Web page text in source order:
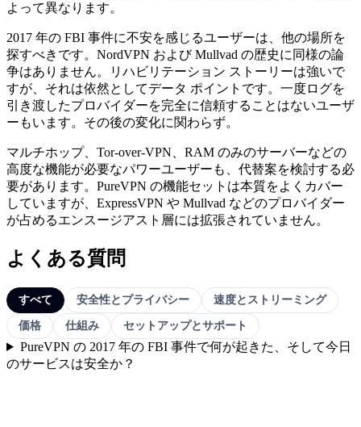
よって異なります。
2017 年の FBI 事件に不安を感じるユーザーは、他の場所を
探すべきです。NordVPN および Mullvad の歴史に同様の論
争はありません。リハビリテーション ストーリーは強いで
すが、それは依然としてデータ ポイントです。一度ログを
引き渡したプロバイダーを完全に信頼することはないユーザ
ーもいます。その後の変化に関わらず。
マルチホップ、Tor-over-VPN、RAM のみのサーバーなどの
高度な機能が必要なパワーユーザーも、代替案を検討する必
要があります。PureVPN の機能セットは本質をよくカバー
していますが、ExpressVPN や Mullvad などのプロバイダー
が占めるエンスージアスト層には拡張されていません。
よくある質問
すべて 安全性とプライバシー
速度とストリーミング
価格
仕組み セットアップとサポート
PureVPN の 2017 年の FBI 事件で何が起きた、そして今日
のサービスは安全か？